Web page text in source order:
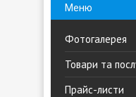
Фотогалерея
Товари та
Прайс-листи